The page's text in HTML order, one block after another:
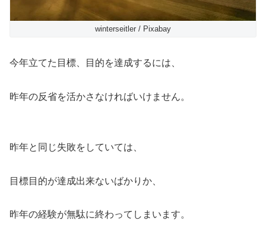
winterseitler / Pixabay
今年立てた目標、目的を達成するには、
昨年の反省を活かさなければいけません。
昨年と同じ失敗をしていては、
目標目的が達成出来ないばかりか、
昨年の経験が無駄に終わってしまいます。